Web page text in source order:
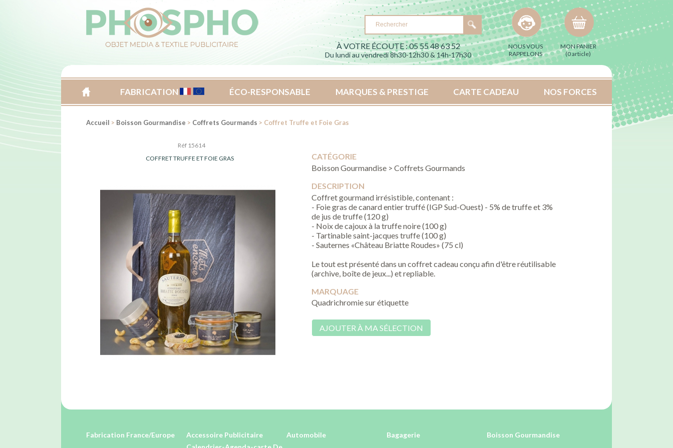
À VOTRE ÉCOUTE : 05 55 48 63 52
Du lundi au vendredi 8h30-12h30 & 14h-17h30
NOUS VOUS
RAPPELONS
MON PANIER
(0 article)
ACCUEIL
FABRICATION ÉCO-RESPONSABLE MARQUES & PRESTIGE CARTE CADEAU NOS FORCES
Accueil > Boisson Gourmandise > Coffrets Gourmands > Coffret Truffe et Foie Gras
Réf 15614
COFFRET TRUFFE ET FOIE GRAS
CATÉGORIE
Boisson Gourmandise > Coffrets Gourmands
DESCRIPTION
Coffret gourmand irrésistible, contenant :
- Foie gras de canard entier truffé (IGP Sud-Ouest) - 5% de truffe et 3%
de jus de truffe (120 g)
- Noix de cajoux à la truffe noire (100 g)
- Tartinable saint-jacques truffe (100 g)
- Sauternes «Château Briatte Roudes» (75 cl)
Le tout est présenté dans un coffret cadeau conçu afin d'être réutilisable
(archive, boîte de jeux...) et repliable.
MARQUAGE
Quadrichromie sur étiquette
AJOUTER À MA SÉLECTION
Fabrication France/Europe Accessoire Publicitaire Automobile Bagagerie
Boisson Gourmandise